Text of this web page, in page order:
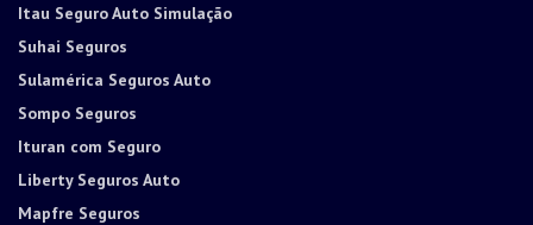
Itau Seguro Auto Simulação
Suhai Seguros
Sulamérica Seguros Auto
Sompo Seguros
Ituran com Seguro
Liberty Seguros Auto
Mapfre Seguros